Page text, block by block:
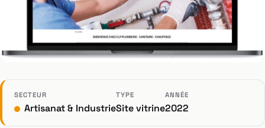
SECTEUR
Artisanat & Industrie
TYPE
Site vitrine
ANNÉE
2022